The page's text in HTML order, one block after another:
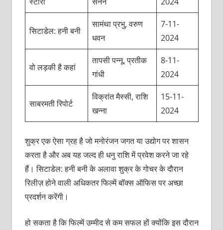
सिटाडेल: हनी बनी
सामंथा प्रभु, वरुण
धवन
7-11-
2024
वो लड़की है कहां
तापसी पन्‍नू, प्रतीक
गांधी
8-11-
2024
साबरमती रिपोर्ट
विक्रांत मैस्‍सी, राशि
खन्‍ना
15-11-
2024
शुक्र एक ऐसा ग्रह है जो मनोरंजन जगत या उद्योग पर शासन
करता है और अब यह जल्‍द ही धनु राशि में प्रवेश करने जा रहे
हैं। सिटाडेल: हनी बनी के अलावा शुक्र के गोचर के दौरान
रिलीज़ होने वाली अधिकतर फिल्‍में बॉक्‍स ऑफिस पर अच्‍छा
प्रदर्शन करेंगी।
हो सकता है कि फिल्‍में उम्‍मीद से कम सफल हों क्‍योंकि इस दौरान